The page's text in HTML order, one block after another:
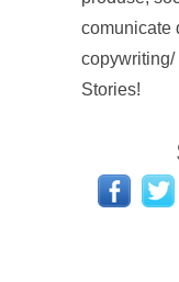
comunicate
copywriting/
Stories!